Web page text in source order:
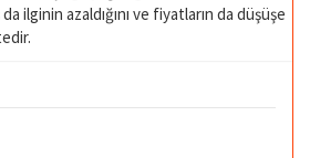
da ilginin azaldığını ve fiyatların da düşüşe